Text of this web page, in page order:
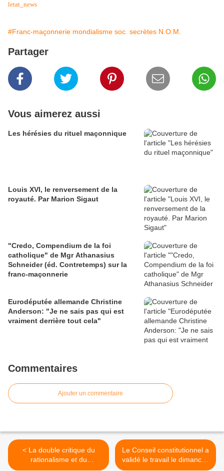
letat_news
#Franc-maçonnerie mondialisme soc. secrètes N.O.M.
Partager
Vous aimerez aussi
Les hérésies du rituel maçonnique
Louis XVI, le renversement de la
royauté. Par Marion Sigaut
"Credo, Compendium de la foi
catholique" de Mgr Athanasius
Schneider (éd. Contretemps) sur la
franc-maçonnerie
Eurodéputée allemande Christine
Anderson: "Je ne sais pas qui est
vraiment derrière tout cela"
Commentaires
Ajouter un commentaire
< La double critique du
rationalisme et du
relativisme, "dictatures"
Le Conseil constitutionnel a
validé le travail le dimanche
>